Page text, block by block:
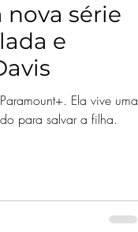
série
e
Ela vive uma
para salvar a filha.